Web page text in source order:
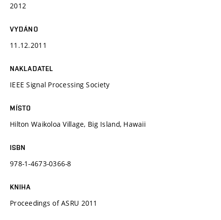
2012
VYDÁNO
11.12.2011
NAKLADATEL
IEEE Signal Processing Society
MÍSTO
Hilton Waikoloa Village, Big Island, Hawaii
ISBN
978-1-4673-0366-8
KNIHA
Proceedings of ASRU 2011